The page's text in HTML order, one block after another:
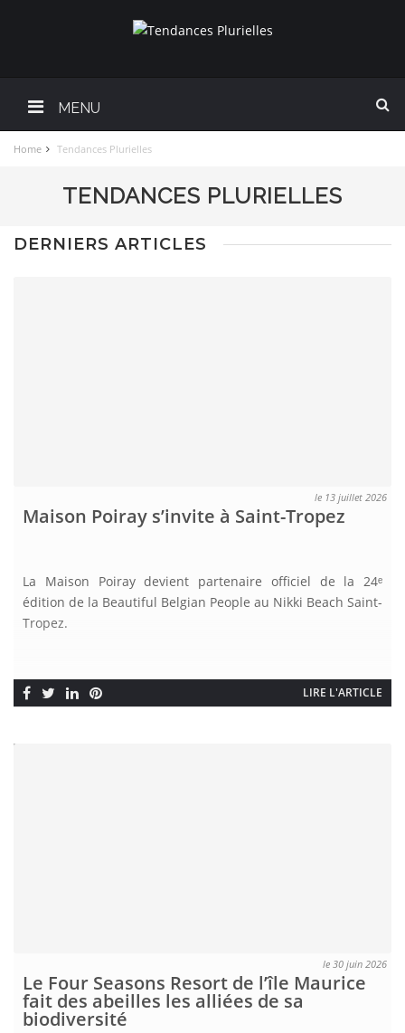
MENU
Home Tendances Plurielles
TENDANCES PLURIELLES
DERNIERS ARTICLES
le 13 juillet 2026
Maison Poiray s’invite à Saint-Tropez
La Maison Poiray devient partenaire officiel de la 24ᵉ
édition de la Beautiful Belgian People au Nikki Beach Saint-
Tropez.
LIRE L'ARTICLE
le 30 juin 2026
Le Four Seasons Resort de l’île Maurice
fait des abeilles les alliées de sa
biodiversité